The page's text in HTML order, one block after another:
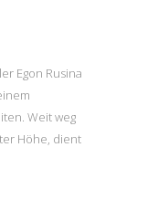
Egon Rusina
Weit weg
Höhe, dient
sind